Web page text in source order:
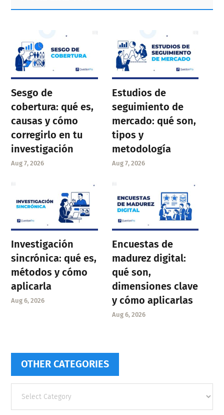
Sidebar
Sesgo de
cobertura: qué es,
causas y cómo
corregirlo en tu
investigación
Aug 7, 2026
Estudios de
seguimiento de
mercado: qué son,
tipos y
metodología
Aug 7, 2026
Investigación
sincrónica: qué es,
métodos y cómo
aplicarla
Aug 6, 2026
Encuestas de
madurez digital:
qué son,
dimensiones clave
y cómo aplicarlas
Aug 6, 2026
OTHER CATEGORIES
categories